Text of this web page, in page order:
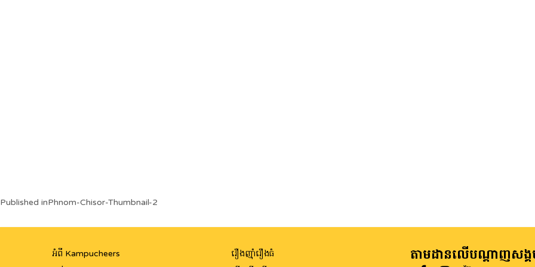
Post
navigation
Published inPhnom-Chisor-Thumbnail-2
អំពី Kampucheers
រឿងញ៉ាំរឿងធំ
តាមដានលើបណ្តាញសង្